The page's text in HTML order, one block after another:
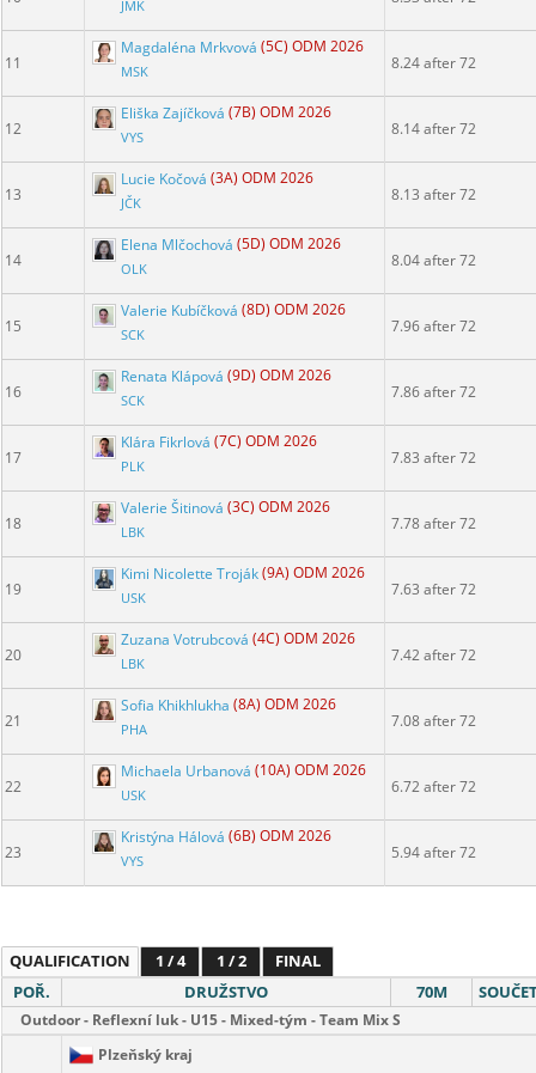
JMK
11
Magdaléna Mrkvová (5C) ODM 2026
MSK 8.24 after 72
12
Eliška Zajíčková (7B) ODM 2026
VYS 8.14 after 72
13
Lucie Kočová (3A) ODM 2026
JČK 8.13 after 72
14
Elena Mlčochová (5D) ODM 2026
OLK 8.04 after 72
15
Valerie Kubíčková (8D) ODM 2026
SCK 7.96 after 72
16
Renata Klápová (9D) ODM 2026
SCK 7.86 after 72
17
Klára Fikrlová (7C) ODM 2026
PLK 7.83 after 72
18
Valerie Šitinová (3C) ODM 2026
LBK 7.78 after 72
19
Kimi Nicolette Troják(9A) ODM 2026
USK 7.63 after 72
20
Zuzana Votrubcová (4C) ODM 2026
LBK 7.42 after 72
21
Sofia Khikhlukha (8A) ODM 2026
PHA 7.08 after 72
22
Michaela Urbanová (10A) ODM 2026
USK 6.72 after 72
23
Kristýna Hálová (6B) ODM 2026
VYS 5.94 after 72
QUALIFICATION 1 / 4 1 / 2
FINAL
POŘ.
DRUŽSTVO 70M
Outdoor - Reflexní luk - U15 - Mixed-tým - Team Mix S
Plzeňský kraj